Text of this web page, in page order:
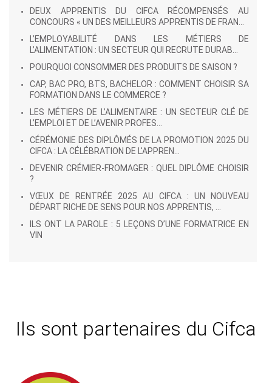
DEUX APPRENTIS DU CIFCA RÉCOMPENSÉS AU
CONCOURS « UN DES MEILLEURS APPRENTIS DE FRAN...
L’EMPLOYABILITÉ DANS LES MÉTIERS DE
L’ALIMENTATION : UN SECTEUR QUI RECRUTE DURAB...
POURQUOI CONSOMMER DES PRODUITS DE SAISON ?
CAP, BAC PRO, BTS, BACHELOR : COMMENT CHOISIR SA
FORMATION DANS LE COMMERCE ?
LES MÉTIERS DE L’ALIMENTAIRE : UN SECTEUR CLÉ DE
L’EMPLOI ET DE L’AVENIR PROFES...
CÉRÉMONIE DES DIPLÔMÉS DE LA PROMOTION 2025 DU
CIFCA : LA CÉLÉBRATION DE L'APPREN...
DEVENIR CRÉMIER-FROMAGER : QUEL DIPLÔME CHOISIR
?
VŒUX DE RENTRÉE 2025 AU CIFCA : UN NOUVEAU
DÉPART RICHE DE SENS POUR NOS APPRENTIS, ...
ILS ONT LA PAROLE : 5 LEÇONS D’UNE FORMATRICE EN
VIN
Ils sont partenaires du Cifca